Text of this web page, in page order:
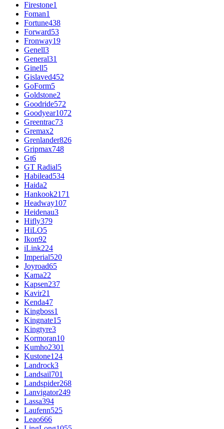
Firestone1
Foman1
Fortune438
Forward53
Fronway19
Genell3
General31
Ginell5
Gislaved452
GoForm5
Goldstone2
Goodride572
Goodyear1072
Greentrac73
Gremax2
Grenlander826
Gripmax748
Gt6
GT Radial5
Habilead534
Haida2
Hankook2171
Headway107
Heidenau3
Hifly379
HiLO5
Ikon92
iLink224
Imperial520
Joyroad65
Kama22
Kapsen237
Kavir21
Kenda47
Kingboss1
Kingnate15
Kingtyre3
Kormoran10
Kumho2301
Kustone124
Landrock3
Landsail701
Landspider268
Lanvigator249
Lassa394
Laufenn525
Leao666